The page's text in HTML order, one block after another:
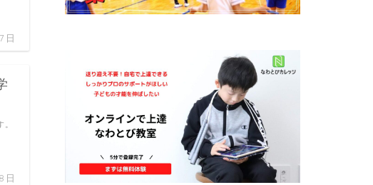
日
日